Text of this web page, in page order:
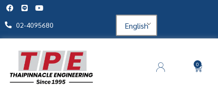
02-4095680 English
0